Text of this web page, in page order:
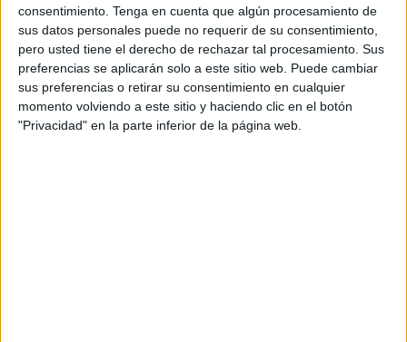
consentimiento. Tenga en cuenta que algún procesamiento de
sus datos personales puede no requerir de su consentimiento,
pero usted tiene el derecho de rechazar tal procesamiento. Sus
preferencias se aplicarán solo a este sitio web. Puede cambiar
sus preferencias o retirar su consentimiento en cualquier
momento volviendo a este sitio y haciendo clic en el botón
"Privacidad" en la parte inferior de la página web.
Anunciante: Verdecora
Marca: Verdecora
Producto: Tiendas Verdecora
Contacto del cliente: Silvia Madrueño, David